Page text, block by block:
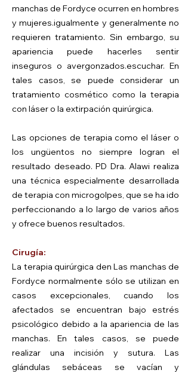
manchas de Fordyce ocurren en hombres
y mujeres.igualmente y generalmente no
requieren tratamiento. Sin embargo, su
apariencia puede hacerles sentir
inseguros o avergonzados.escuchar. En
tales casos, se puede considerar un
tratamiento cosmético como la terapia
con láser o la extirpación quirúrgica.
Las opciones de terapia como el láser o
los ungüentos no siempre logran el
resultado deseado. PD Dra. Alawi realiza
una técnica especialmente desarrollada
de terapia con microgolpes, que se ha ido
perfeccionando a lo largo de varios años
y ofrece buenos resultados.
Cirugía:
La terapia quirúrgica den Las manchas de
Fordyce normalmente sólo se utilizan en
casos excepcionales, cuando los
afectados se encuentran bajo estrés
psicológico debido a la apariencia de las
manchas. En tales casos, se puede
realizar una incisión y sutura. Las
glándulas sebáceas se vacían y